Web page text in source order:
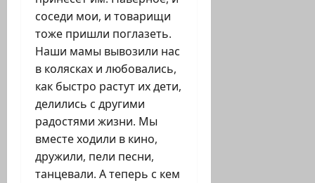
соседи мои, и товарищи
тоже пришли поглазеть.
Наши мамы вывозили нас
в колясках и любовались,
как быстро растут их дети,
делились с другими
радостями жизни. Мы
вместе ходили в кино,
дружили, пели песни,
танцевали. А теперь с кем